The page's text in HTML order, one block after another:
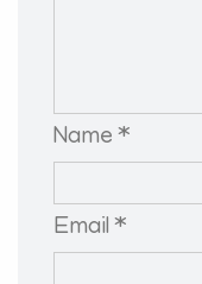
Name *
Email *